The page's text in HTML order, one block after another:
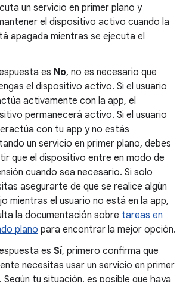
un servicio en primer plano y
el dispositivo activo cuando la
apagada mientras se ejecuta el
es No, no es necesario que
el dispositivo activo. Si el usuario
activamente con la app, el
permanecerá activo. Si el usuario
con tu app y no estás
un servicio en primer plano, debes
que el dispositivo entre en modo de
cuando sea necesario. Si solo
asegurarte de que se realice algún
mientras el usuario no está en la app,
la documentación sobre tareas en
plano para encontrar la mejor opción.
es Sí, primero confirma que
necesitas usar un servicio en primer
Según tu situación, es posible que haya